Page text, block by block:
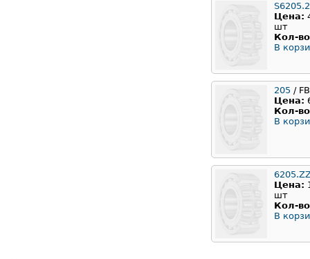
Цена:
шт
Кол-
В
205 /
Цена:
Кол-
В
Цена:
шт
Кол-
В